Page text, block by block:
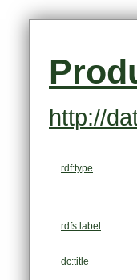
http://
rdf:type
rdfs:label
dc:title